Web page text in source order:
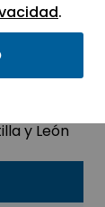
y León
.